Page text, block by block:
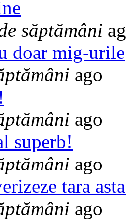
săptămâni
doar mig-urile
ago
ago
superb!
ago
tara
ago